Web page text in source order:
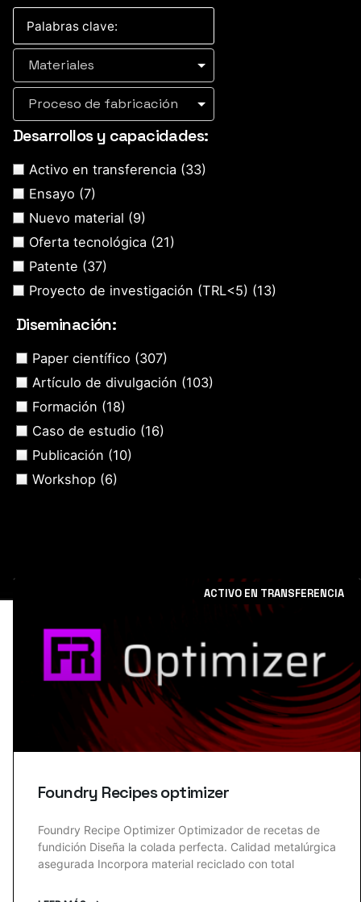
Materiales
Proceso de fabricación
Desarrollos y capacidades:
Activo en transferencia (33)
Ensayo (7)
Nuevo material (9)
Oferta tecnológica (21)
Patente (37)
Proyecto de investigación (TRL<5) (13)
Diseminación:
Paper científico (307)
Artículo de divulgación (103)
Formación (18)
Caso de estudio (16)
Publicación (10)
Workshop (6)
ACTIVO EN TRANSFERENCIA
Foundry Recipes optimizer
Foundry Recipe Optimizer Optimizador de recetas de
fundición Diseña la colada perfecta. Calidad metalúrgica
asegurada Incorpora material reciclado con total